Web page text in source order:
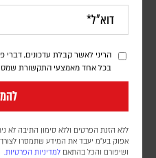
הריני לאשר קבלת עדכונים, דברי
בכל אחד מאמצעי התקשורת
ללא הזנת הפרטים וללא סימון התיבה לא
אפוק בע״מ יעבד את המידע שתמסרו
ושיפורם והכל בהתאם למדיניות הפרטיות.
לפי סוכנות הידיעות בלומברג,